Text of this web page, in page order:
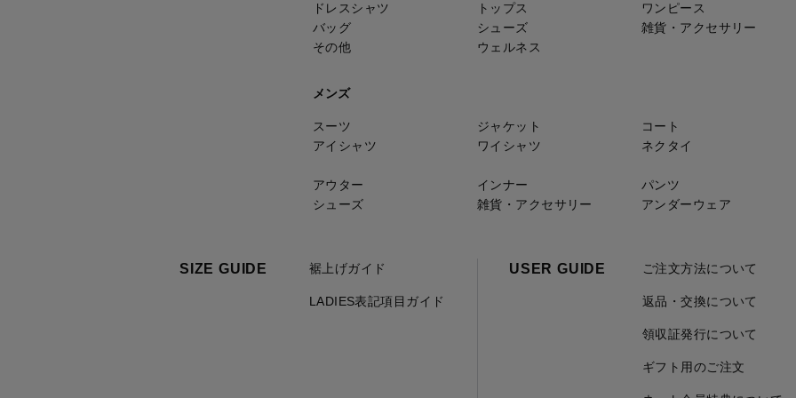
ドレスシャツ
トップス
ワンピース
バッグ
シューズ
雑貨・アクセサリー
その他
ウェルネス
メンズ
スーツ ジャケット
コート
アイシャツ
ワイシャツ ネクタイ
アウター インナー
パンツ
シューズ
雑貨・アクセサリー アンダーウェア
SIZE GUIDE 裾上げガイド
LADIES表記項目ガイド
USER GUIDE ご注文方法について
返品・交換について
領収証発行について
ギフト用のご注文